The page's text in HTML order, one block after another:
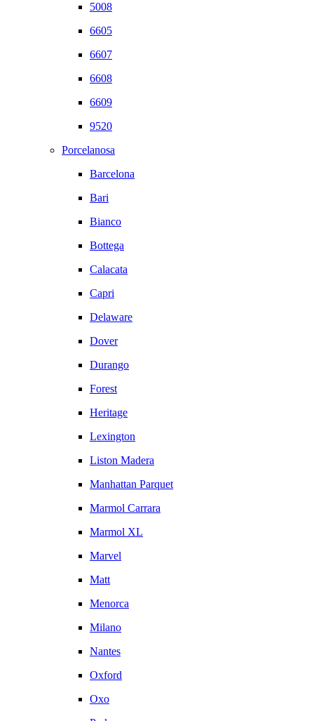
5008
6605
6607
6608
6609
9520
Porcelanosa
Barcelona
Bari
Bianco
Bottega
Calacata
Capri
Delaware
Dover
Durango
Forest
Heritage
Lexington
Liston Madera
Manhattan Parquet
Marmol Carrara
Marmol XL
Marvel
Matt
Menorca
Milano
Nantes
Oxford
Oxo